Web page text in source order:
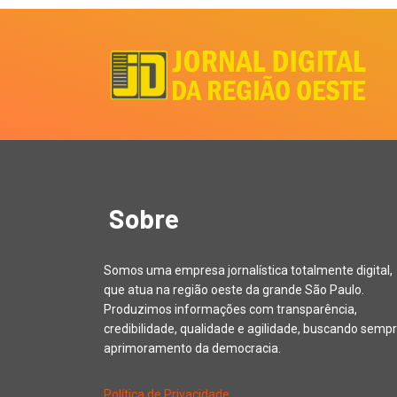
Sobre
Somos uma empresa jornalística totalmente digital,
que atua na região oeste da grande São Paulo.
Produzimos informações com transparência,
credibilidade, qualidade e agilidade, buscando
aprimoramento da democracia.